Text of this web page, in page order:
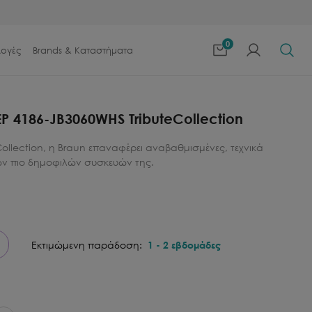
Brands & Καταστήματα
0
4186-JB3060WHS TributeCollection
η Braun επαναφέρει αναβαθμισμένες, τεχνικά
πιο δημοφιλών συσκευών της.
Εκτιμώμενη παράδοση: 1 - 2 εβδομάδες